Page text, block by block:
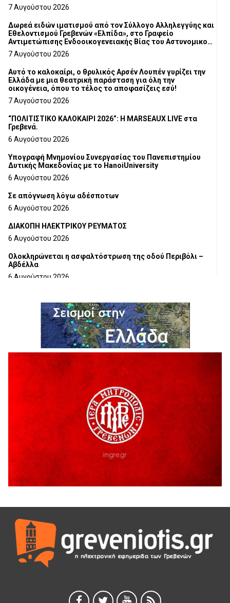
7 Αυγούστου 2026
Δωρεά ειδών ιματισμού από τον Σύλλογο Αλληλεγγύης και
Εθελοντισμού Γρεβενών «Ελπίδα», στο Γραφείο
Αντιμετώπισης Ενδοοικογενειακής Βίας του Αστυνομικού
Τμήματος Γρεβενών
7 Αυγούστου 2026
Αυτό το καλοκαίρι, ο θρυλικός Αρσέν Λουπέν γυρίζει την
Ελλάδα με μια θεατρική παράσταση για όλη την
οικογένεια, όπου το τέλος το αποφασίζεις εσύ!
7 Αυγούστου 2026
“ΠΟΛΙΤΙΣΤΙΚΟ ΚΑΛΟΚΑΙΡΙ 2026”: Η MARSEAUX LIVE στα
Γρεβενά.
6 Αυγούστου 2026
Υπογραφή Μνημονίου Συνεργασίας του Πανεπιστημίου
Δυτικής Μακεδονίας με το HanoiUniversity
6 Αυγούστου 2026
Σε απόγνωση λόγω αδέσποτων
6 Αυγούστου 2026
ΔΙΑΚΟΠΗ ΗΛΕΚΤΡΙΚΟΥ ΡΕΥΜΑΤΟΣ
6 Αυγούστου 2026
Ολοκληρώνεται η ασφαλτόστρωση της οδού Περιβόλι –
Αβδέλλα
6 Αυγούστου 2026
5 Αυγούστου 2026
Ο ΑΝΔΡΕΑΣ ΑΣΛΑΝΙΔΗΣ ΣΥΝΕΧΙΖΕΙ ΣΤΟΝ ΠΡΩΤΕΑ
ΓΡΕΒΕΝΩΝ
5 Αυγούστου 2026
Ευχαριστήριο Εκπολιτιστικού Συλλόγου Ταξιάρχη προς κ.
Παρασχάκη Αθανάσιο
Διακοπή υδροδότησης του Α΄ κλάδου ύδρευσης
5 Αυγούστου 2026
Η Marseaux στα Γρεβενά για μια μοναδική συναυλία
Θερινό Σινεμά στο πλαίσιο του «Πολιτιστικού
Καλοκαιριού 2026» με την βραβευμένη ταινία «Μικρές
Ανάσες».
Γρεβενά: Συνελήφθη 18χρονος αλλοδαπός, για κλοπή
εξοπλισμού γυμναστηρίου
5 Αυγούστου 2026
ΑΗ ΛΑΟΣ | 5 Αυγούστου | Υπαίθριο Θέατρο “Καστράκι”,
Γρεβενά
5 Αυγούστου 2026
5 Αυγούστου 2026